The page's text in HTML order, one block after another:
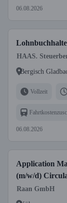
06.08.2026
HAAS.
Bergisch
Vollzeit
06.08.2026
Application
(m/w/d)
Raan GmbH